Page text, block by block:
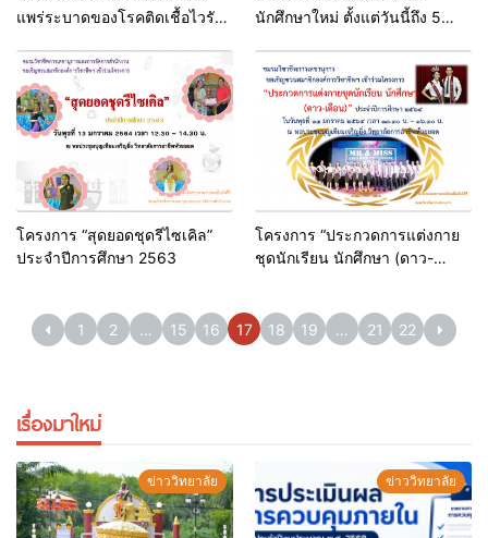
แพร่ระบาดของโรคติดเชื้อไวรัส
นักศึกษาใหม่ ตั้งแต่วันนี้ถึง 5
โครงการ “สุดยอดชุดรีไซเคิล”
ประจำปีการศึกษา 2563
โครงการ “ประกวดการแต่งกาย
ชุดนักเรียน นักศึกษา (ดาว-
1 2 … 15 16 17 18 19 … 21 22
เรื่องมาใหม่
ข่าววิทยาลัย ข่าววิทยาลัย